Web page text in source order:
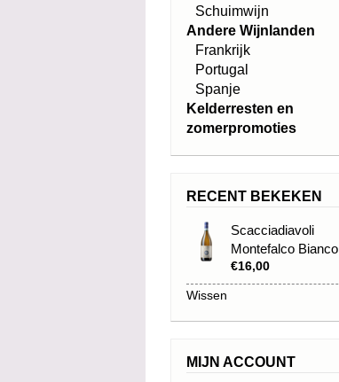
Schuimwijn
Andere Wijnlanden
Frankrijk
Portugal
Spanje
Kelderresten en
zomerpromoties
RECENT BEKEKEN
Scacciadiavoli
Montefalco Bianco
2024
€16,00
Wissen
MIJN ACCOUNT